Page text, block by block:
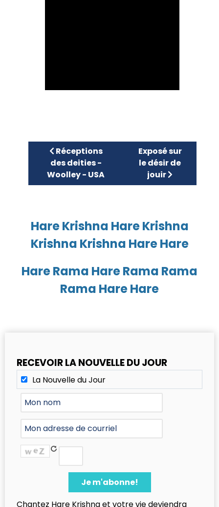
Article précédent : Réceptions des
Réceptions
des deities -
Woolley - USA
Article suivant :
Exposé sur
le désir de
jouir
Hare Krishna Hare Krishna
Krishna Krishna Hare Hare
Hare Rama Hare Rama Rama
Rama Hare Hare
RECEVOIR LA NOUVELLE DU JOUR
La Nouvelle du Jour
Chantez Hare Krishna et votre vie deviendra